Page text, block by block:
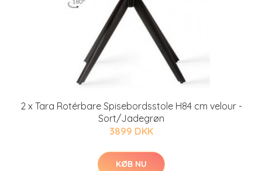
2 x Tara Rotérbare Spisebordsstole H84 cm velour -
Sort/Jadegrøn
3899 DKK
KØB NU